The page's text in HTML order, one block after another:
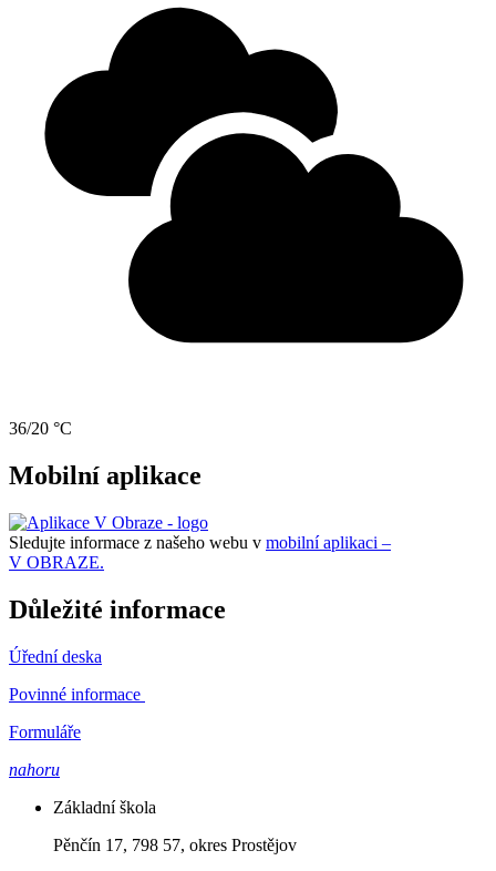
36/20 °C
Mobilní aplikace
Sledujte informace z našeho webu v mobilní aplikaci –
V OBRAZE.
Důležité informace
Úřední deska
Povinné informace
Formuláře
nahoru
Základní škola
Pěnčín 17, 798 57, okres Prostějov